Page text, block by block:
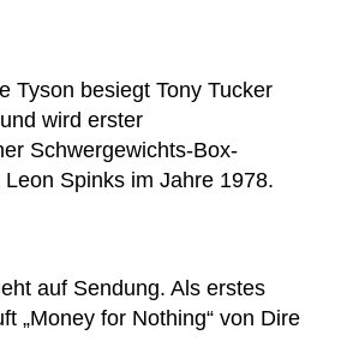
Tyson besiegt Tony Tucker
wird erster
Schwergewichts-Box-
Spinks im Jahre 1978.
auf Sendung. Als erstes
„Money for Nothing“ von Dire